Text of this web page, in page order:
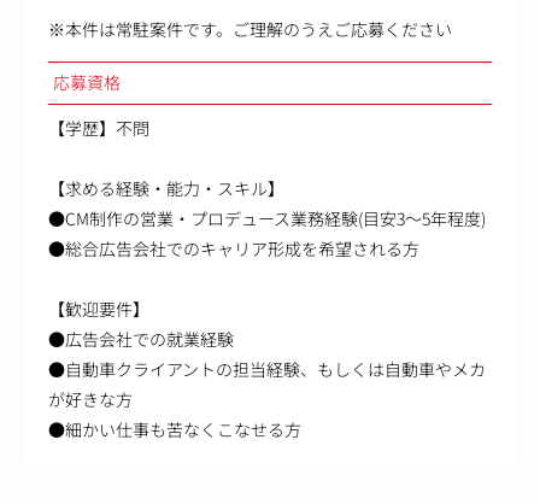
※本件は常駐案件です。ご理解のうえご応募ください
応募資格
【学歴】不問
【求める経験・能力・スキル】
●CM制作の営業・プロデュース業務経験(目安3～5年程度)
●総合広告会社でのキャリア形成を希望される方
【歓迎要件】
●広告会社での就業経験
●自動車クライアントの担当経験、もしくは自動車やメカ
が好きな方
●細かい仕事も苦なくこなせる方